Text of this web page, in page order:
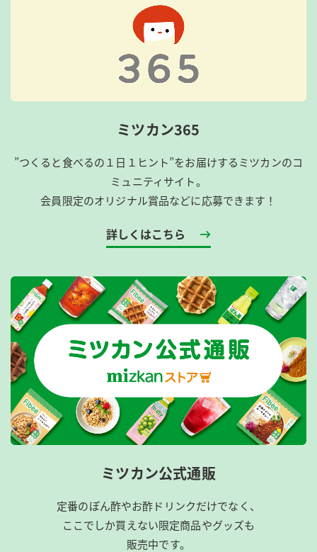
ミツカン365
”つくると食べるの１日１ヒント”をお届けするミツカンのコ
ミュニティサイト。
会員限定のオリジナル賞品などに応募できます！
詳しくはこちら
ミツカン公式通販
定番のぽん酢やお酢ドリンクだけでなく、
ここでしか買えない限定商品やグッズも
販売中です。